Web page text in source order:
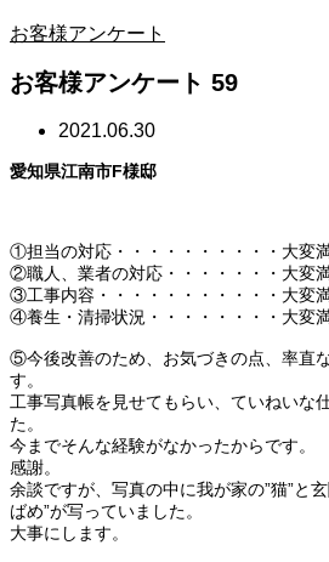
お客様アンケート
お客様アンケート 59
2021.06.30
愛知県江南市F様邸
①担当の対応・・・・・・・・・・大変
②職人、業者の対応・・・・・・・大変
③工事内容・・・・・・・・・・・大変
④養生・清掃状況・・・・・・・・大変
⑤今後改善のため、お気づきの点、率直
す。
工事写真帳を見せてもらい、ていねいな
た。
今までそんな経験がなかったからです。
感謝。
余談ですが、写真の中に我が家の”猫”と
ばめ”が写っていました。
大事にします。